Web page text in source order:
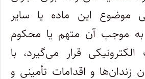
موضوع این ماده یا سایر
به موجب آن متهم یا محکوم
قرار می‌گیرد، با
زندان‌ها و اقدامات تأمینی و